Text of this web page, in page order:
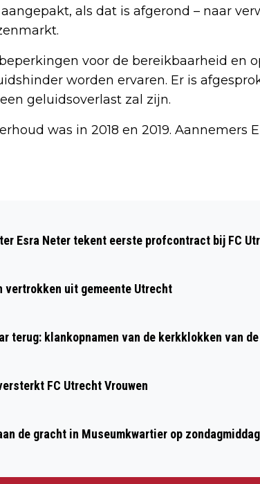
als dat is afgerond – naar
voor de bereikbaarheid en
worden ervaren. Er is
geluidsoverlast zal zijn.
was in 2018 en 2019. Aannemers
MOREELSEPARK
UTRECHT –
Esra Neter tekent eerste profcontract bij FC
vertrokken uit gemeente Utrecht
terug: klankopnamen van de kerkklokken van de
FC Utrecht Vrouwen
de gracht in Museumkwartier op